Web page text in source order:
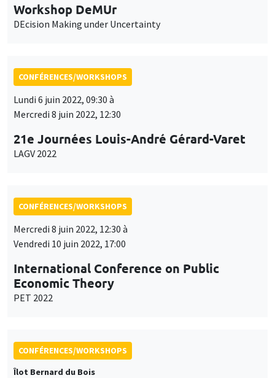
Workshop DeMUr
DEcision Making under Uncertainty
CONFÉRENCES/WORKSHOPS
Lundi 6 juin 2022, 09:30 à
Mercredi 8 juin 2022, 12:30
21e Journées Louis-André Gérard-Varet
LAGV 2022
CONFÉRENCES/WORKSHOPS
Mercredi 8 juin 2022, 12:30 à
Vendredi 10 juin 2022, 17:00
International Conference on Public
Economic Theory
PET 2022
CONFÉRENCES/WORKSHOPS
Îlot Bernard du Bois